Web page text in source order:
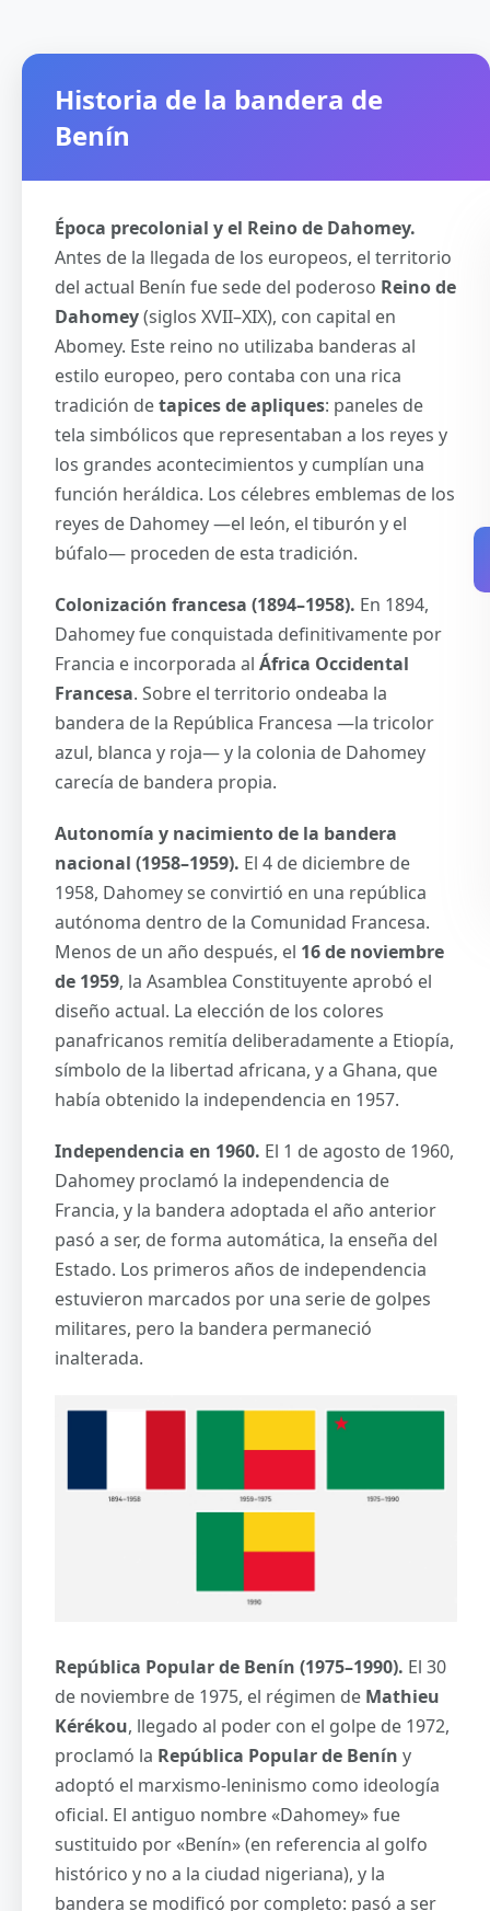
Historia de la bandera de
Benín
Época precolonial y el Reino de Dahomey.
Antes de la llegada de los europeos, el territorio
del actual Benín fue sede del poderoso Reino de
Dahomey(siglos XVII–XIX), con capital en
Abomey. Este reino no utilizaba banderas al
estilo europeo, pero contaba con una rica
tradición detapices de apliques: paneles de
tela simbólicos que representaban a los reyes y
los grandes acontecimientos y cumplían una
función heráldica. Los célebres emblemas de los
reyes de Dahomey —el león, el tiburón y el
búfalo— proceden de esta tradición.
Colonización francesa (1894–1958). En 1894,
Dahomey fue conquistada definitivamente por
Francia e incorporada al África Occidental
Francesa. Sobre el territorio ondeaba la
bandera de la República Francesa —la tricolor
azul, blanca y roja— y la colonia de Dahomey
carecía de bandera propia.
Autonomía y nacimiento de la bandera
nacional (1958–1959). El 4 de diciembre de
1958, Dahomey se convirtió en una república
autónoma dentro de la Comunidad Francesa.
Menos de un año después, el 16 de noviembre
de 1959, la Asamblea Constituyente aprobó el
diseño actual. La elección de los colores
panafricanos remitía deliberadamente a Etiopía,
símbolo de la libertad africana, y a Ghana, que
había obtenido la independencia en 1957.
Independencia en 1960. El 1 de agosto de 1960,
Dahomey proclamó la independencia de
Francia, y la bandera adoptada el año anterior
pasó a ser, de forma automática, la enseña del
Estado. Los primeros años de independencia
estuvieron marcados por una serie de golpes
militares, pero la bandera permaneció
inalterada.
República Popular de Benín (1975–1990). El 30
de noviembre de 1975, el régimen de Mathieu
Kérékou, llegado al poder con el golpe de 1972,
proclamó la República Popular de Benín y
adoptó el marxismo-leninismo como ideología
oficial. El antiguo nombre «Dahomey» fue
sustituido por «Benín» (en referencia al golfo
histórico y no a la ciudad nigeriana), y la
bandera se modificó por completo: pasó a ser